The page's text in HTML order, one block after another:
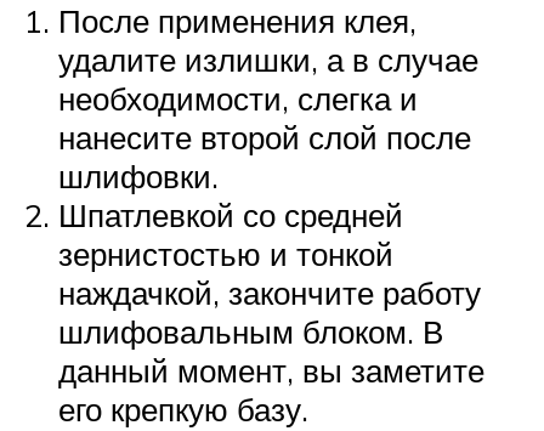
После применения клея,
удалите излишки, а в случае
необходимости, слегка и
нанесите второй слой после
шлифовки.
Шпатлевкой со средней
зернистостью и тонкой
наждачкой, закончите работу
шлифовальным блоком. В
данный момент, вы заметите
его крепкую базу.